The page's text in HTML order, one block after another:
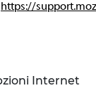
https://
Internet